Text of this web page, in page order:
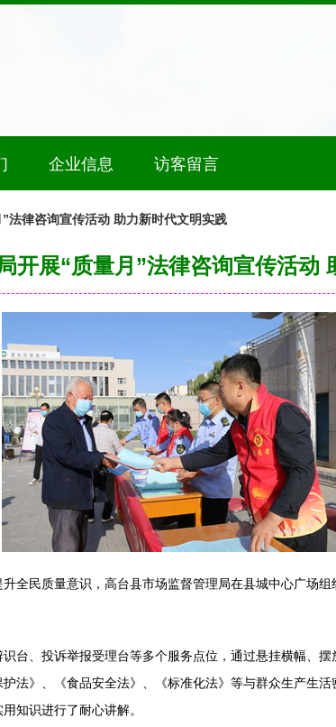
企业信息 访客留言
法律咨询宣传活动 助力新时代文明实践
开展“质量月”法律咨询宣传活动
全民质量意识，高台县市场监督管理局在县城中心广场
台、投诉举报受理台等多个服务点位，通过悬挂横幅、
法》、《食品安全法》、《标准化法》等与群众生产生
知识进行了耐心讲解。